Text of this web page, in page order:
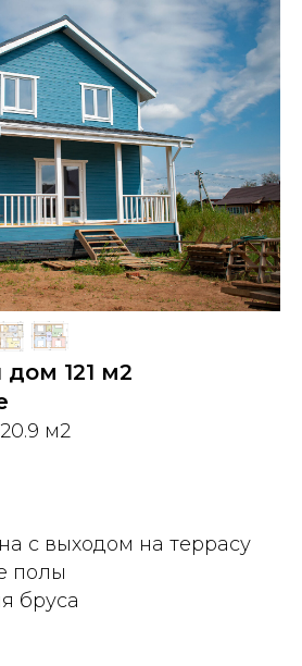
121 м2
м2
с выходом на террасу
полы
бруса